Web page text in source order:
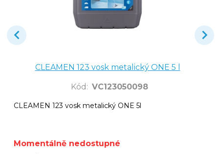
CLEAMEN 123 vosk metalický ONE 5 l
Kód : VC123050098
CLEAMEN 123 vosk metalický ONE 5l
Momentálně nedostupné